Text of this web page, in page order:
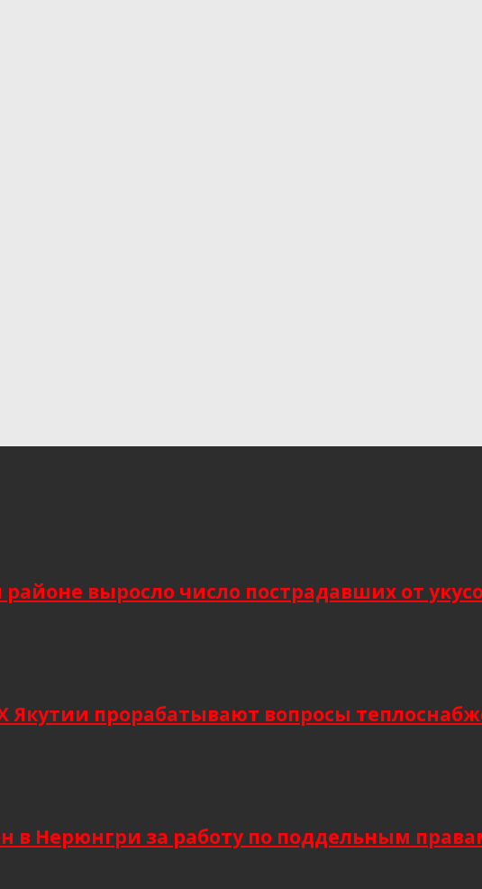
выросло число пострадавших от
Якутии прорабатывают вопросы
в Нерюнгри за работу по поддельным